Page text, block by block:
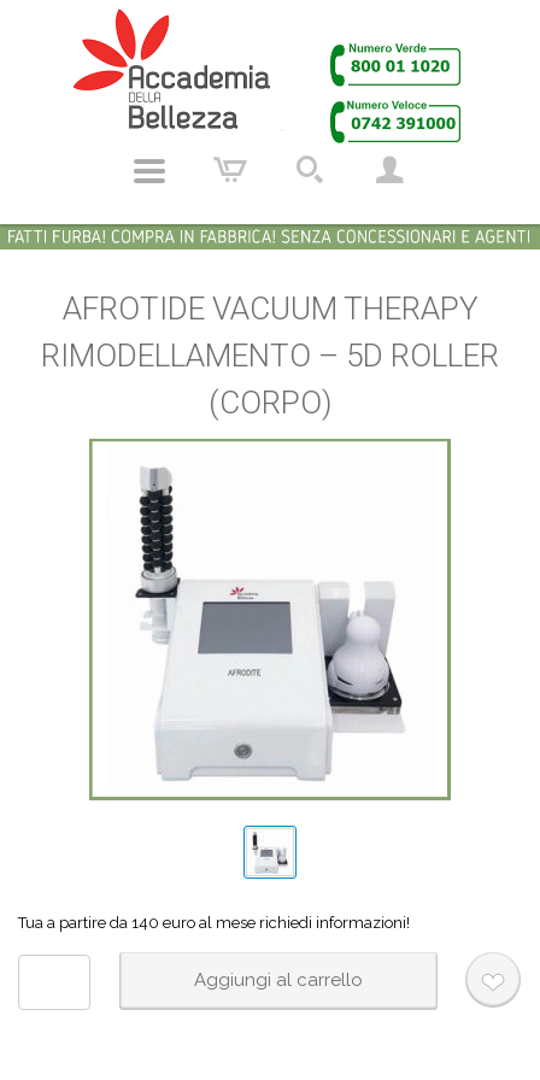
AFROTIDE VACUUM THERAPY
RIMODELLAMENTO – 5D ROLLER
(CORPO)
Tua a partire da 140 euro al mese richiedi informazioni!